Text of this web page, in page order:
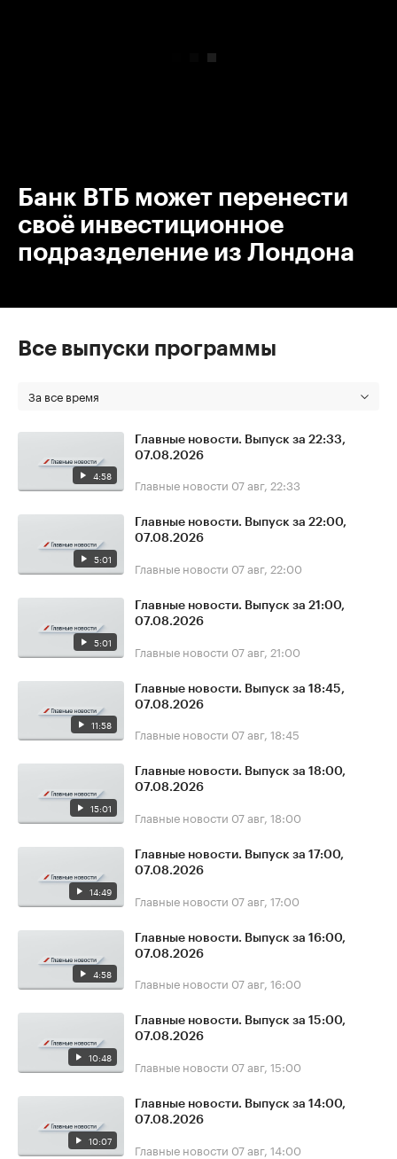
Банк ВТБ может перенести
своё инвестиционное
подразделение из Лондона
Все выпуски программы
За все время
4:58
Главные новости. Выпуск за 22:33,
07.08.2026
Главные новости 07 авг, 22:33
5:01
Главные новости. Выпуск за 22:00,
07.08.2026
Главные новости 07 авг, 22:00
5:01
Главные новости. Выпуск за 21:00,
07.08.2026
Главные новости 07 авг, 21:00
11:58
Главные новости. Выпуск за 18:45,
07.08.2026
Главные новости 07 авг, 18:45
15:01
Главные новости. Выпуск за 18:00,
07.08.2026
Главные новости 07 авг, 18:00
14:49
Главные новости. Выпуск за 17:00,
07.08.2026
Главные новости 07 авг, 17:00
4:58
Главные новости. Выпуск за 16:00,
07.08.2026
Главные новости 07 авг, 16:00
10:48
Главные новости. Выпуск за 15:00,
07.08.2026
Главные новости 07 авг, 15:00
10:07
Главные новости. Выпуск за 14:00,
07.08.2026
Главные новости 07 авг, 14:00